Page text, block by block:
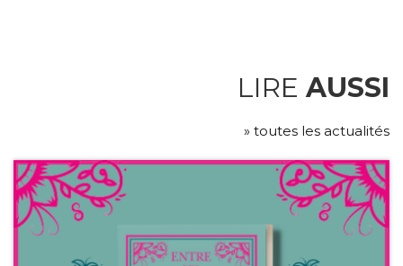
LIRE AUSSI
» toutes les actualités